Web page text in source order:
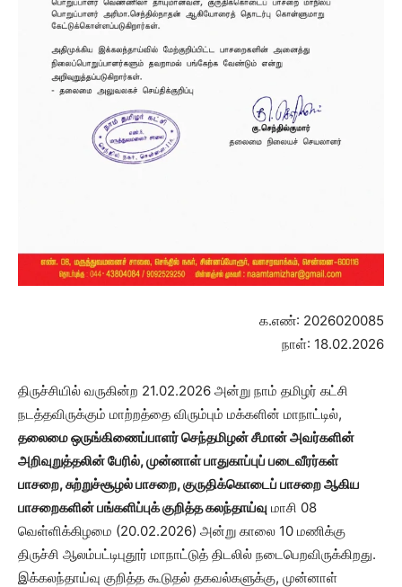
க.எண்: 2026020085
நாள்: 18.02.2026
திருச்சியில் வருகின்ற 21.02.2026 அன்று நாம் தமிழர் கட்சி
நடத்தவிருக்கும் மாற்றத்தை விரும்பும் மக்களின் மாநாட்டில்,
தலைமை ஒருங்கிணைப்பாளர் செந்தமிழன் சீமான் அவர்களின்
அறிவுறுத்தலின் பேரில், முன்னாள் பாதுகாப்புப் படைவீரர்கள்
பாசறை, சுற்றுச்சூழல் பாசறை, குருதிக்கொடைப் பாசறை ஆகிய
பாசறைகளின் பங்களிப்புக் குறித்த கலந்தாய்வு மாசி 08
வெள்ளிக்கிழமை (20.02.2026) அன்று காலை 10 மணிக்கு
திருச்சி ஆலம்பட்டிபுதூர் மாநாட்டுத் திடலில் நடைபெறவிருக்கிறது.
இக்கலந்தாய்வு குறித்த கூடுதல் தகவல்களுக்கு, முன்னாள்